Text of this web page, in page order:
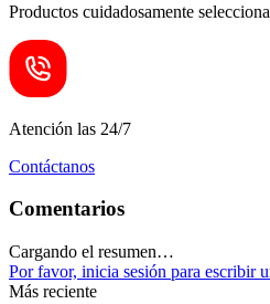
Productos cuidadosamente
Atención las 24/7
Contáctanos
Comentarios
Cargando el resumen…
Por favor, inicia sesión para escribir
Más reciente